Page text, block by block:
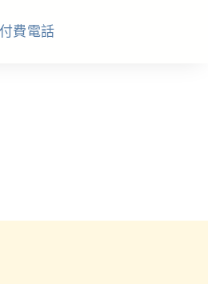
費電話